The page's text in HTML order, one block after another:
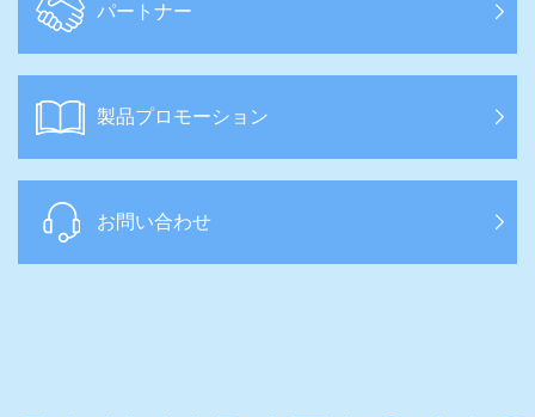
パートナー
製品プロモーション
お問い合わせ